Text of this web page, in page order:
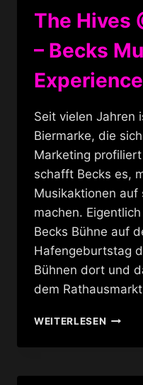
The Hives
– Becks
Seit vielen Jahren
Biermarke, die
Marketing
schafft Becks es,
Musikaktionen auf
machen.
Becks Bühne auf
Hafengeburtstag
Bühnen dort und
dem
WEITERLESENTHE
@
–